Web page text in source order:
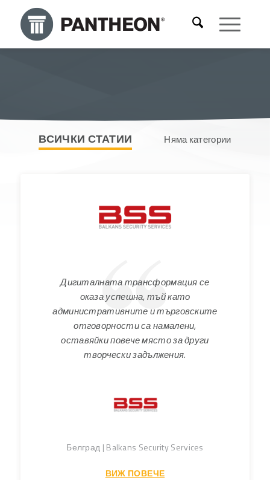
ВСИЧКИ СТАТИИ Няма категории
Дигиталната трансформация се
оказа успешна, тъй като
административните и търговските
отговорности са намалени,
оставяйки повече място за други
творчески задължения.
Белград | Balkans Security Services
ВИЖ ПОВЕЧЕ